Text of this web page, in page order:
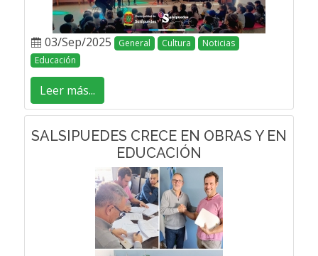
03/Sep/2025 General Cultura
Noticias
Educación
Leer más...
SALSIPUEDES CRECE EN OBRAS Y EN
EDUCACIÓN